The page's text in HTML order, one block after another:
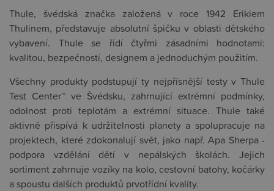
Thule, švédská značka založená v roce 1942 Erikiem
Thulinem, představuje absolutní špičku v oblasti dětského
vybavení. Thule se řídí čtyřmi zásadními hodnotami:
kvalitou, bezpečností, designem a jednoduchým použitím.
Všechny produkty podstupují ty nejpřísnější testy v Thule
Test Center™ ve Švédsku, zahrnující extrémní podmínky,
odolnost proti teplotám a extrémní situace. Thule také
aktivně přispívá k udržitelnosti planety a spolupracuje na
projektech, které zdokonalují svět, jako např. Apa Sherpa -
podpora vzdělání dětí v nepálských školách. Jejich
sortiment zahrnuje vozíky na kolo, cestovní batohy, kočárky
a spoustu dalších produktů prvotřídní kvality.